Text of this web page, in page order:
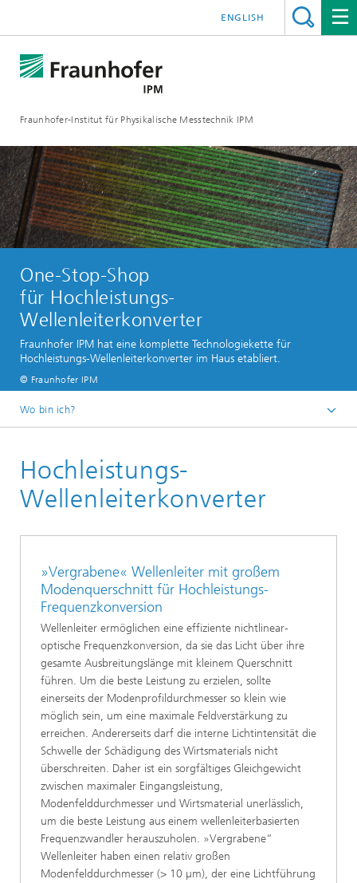
Fraunhofer-Institut für Physikalische Messtechnik IPM
ENGLISH
One-Stop-Shop
für Hochleistungs-
Wellenleiterkonverter
Fraunhofer IPM hat eine komplette Technologiekette für
Hochleistungs-Wellenleiterkonverter im Haus etabliert.
© Fraunhofer IPM
Wo bin ich?
Geschäftsfelder
Photonische Systeme
Hochleistungs-
Wellenleiterkonverter
»Vergrabene« Wellenleiter mit großem
Modenquerschnitt für Hochleistungs-
Frequenzkonversion
Wellenleiter ermöglichen eine effiziente nichtlinear-
optische Frequenzkonversion, da sie das Licht über ihre
gesamte Ausbreitungslänge mit kleinem Querschnitt
führen. Um die beste Leistung zu erzielen, sollte
einerseits der Modenprofildurchmesser so klein wie
möglich sein, um eine maximale Feldverstärkung zu
erreichen. Andererseits darf die interne Lichtintensität die
Schwelle der Schädigung des Wirtsmaterials nicht
überschreiten. Daher ist ein sorgfältiges Gleichgewicht
zwischen maximaler Eingangsleistung,
Modenfelddurchmesser und Wirtsmaterial unerlässlich,
um die beste Leistung aus einem wellenleiterbasierten
Frequenzwandler herauszuholen. »Vergrabene“
Wellenleiter haben einen relativ großen
Modenfelddurchmesser (> 10 µm), der eine Lichtführung